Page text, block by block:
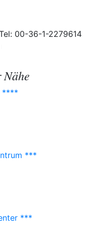
00-36-1-2279614
****
***
***